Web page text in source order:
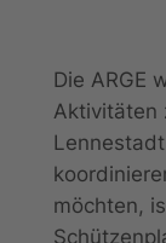
Die ARGE
Aktivitäten
möchten,